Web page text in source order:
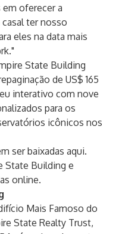
oferecer a
ter nosso
eles na data mais
State Building
de US$ 165
interativo com nove
para os
icônicos nos
ser baixadas aqui.
State Building e
online.
Mais Famoso do
State Realty Trust,